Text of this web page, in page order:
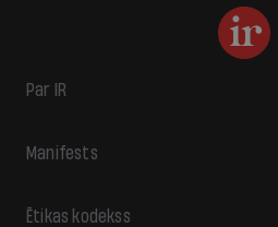
Par IR
Manifests
Ētikas kodekss